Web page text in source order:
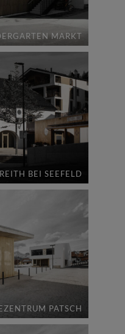
MARKT
BEI SEEFELD
PATSCH